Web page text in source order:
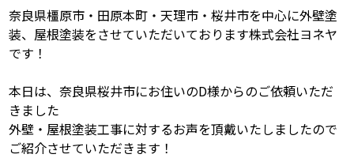
雨漏りについて
ヨネヤがお客様から選ばれる10の
理由
リフォームローン
工場倉庫改修 アパート・マンション修繕
奈良県橿原市・田原本町・天理市・桜井市を中心に外壁塗
装、屋根塗装をさせていただいております株式会社ヨネヤ
です！
本日は、奈良県桜井市にお住いのD様からのご依頼いただ
きました
外壁・屋根塗装工事に対するお声を頂戴いたしましたので
ご紹介させていただきます！